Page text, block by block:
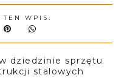
TEN WPIS:
dziedzinie sprzętu
stalowych